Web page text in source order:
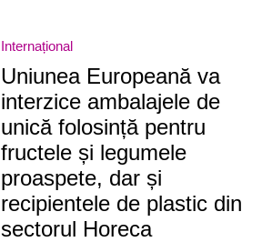
Internațional
Uniunea Europeană va
interzice ambalajele de
unică folosință pentru
fructele și legumele
proaspete, dar și
recipientele de plastic din
sectorul Horeca